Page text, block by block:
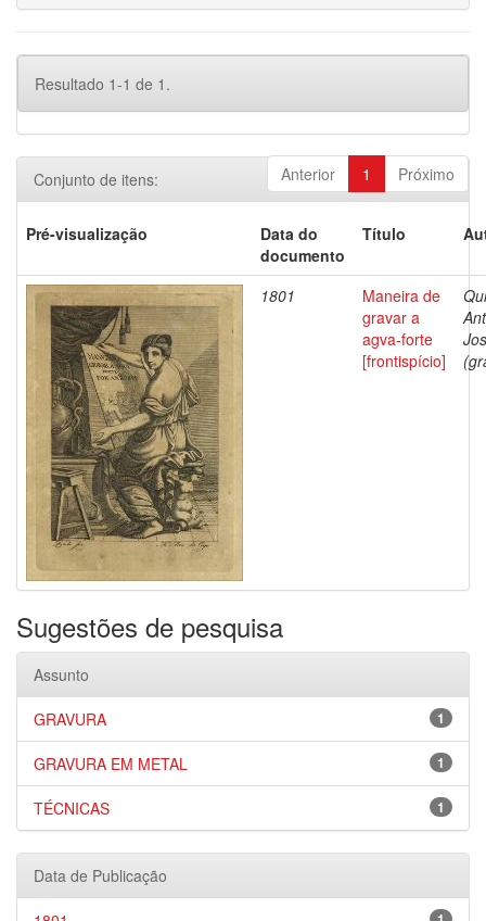
Resultado 1-1 de 1.
Anterior 1 Próximo
Conjunto de itens:
Pré-visualização
Data do
documento
Título
1801
Maneira de
gravar a
agva-forte
[frontispício]
Sugestões de pesquisa
Assunto
1
GRAVURA
1
GRAVURA EM METAL
1
TÉCNICAS
Data de Publicação